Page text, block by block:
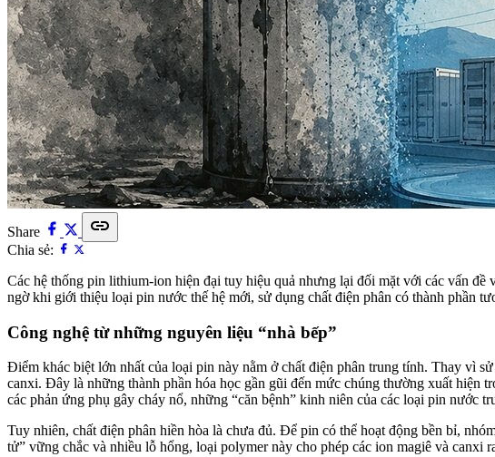
Share link
Chia sẻ:
Các hệ thống pin lithium-ion hiện đại tuy hiệu quả nhưng lại đối mặt với các vấn
ngờ khi giới thiệu loại pin nước thế hệ mới, sử dụng chất điện phân có thành phần
Công nghệ từ những nguyên liệu “nhà bếp”
Điểm khác biệt lớn nhất của loại pin này nằm ở chất điện phân trung tính. Thay vì
canxi. Đây là những thành phần hóa học gần gũi đến mức chúng thường xuất
các phản ứng phụ gây cháy nổ, những “căn bệnh” kinh niên của các loại pin nước
Tuy nhiên, chất điện phân hiền hòa là chưa đủ. Để pin có thể hoạt động bền bỉ,
tử” vững chắc và nhiều lỗ hổng, loại polymer này cho phép các ion magiê và canxi